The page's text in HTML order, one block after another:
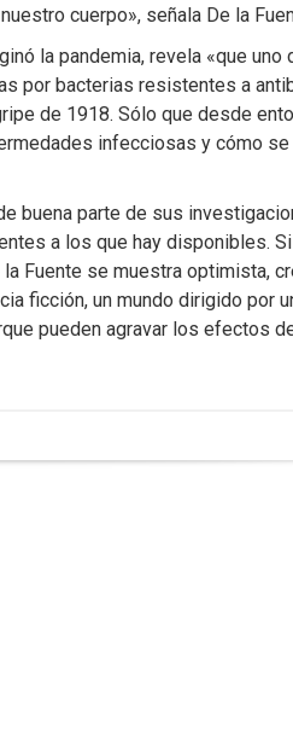
cuerpo», señala De la
la pandemia, revela «que
por bacterias resistentes a
de 1918. Sólo que desde
infecciosas y cómo
buena parte de sus
a los que hay disponibles.
Fuente se muestra optimista,
ficción, un mundo dirigido por
pueden agravar los efectos